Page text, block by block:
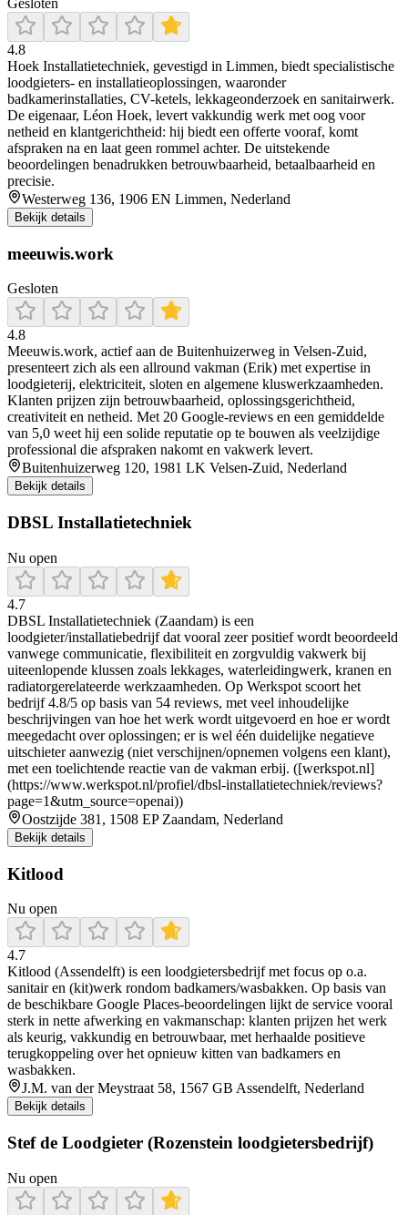
Gesloten
4.8
Hoek Installatietechniek, gevestigd in Limmen, biedt specialistische
loodgieters- en installatieoplossingen, waaronder
badkamerinstallaties, CV-ketels, lekkageonderzoek en sanitairwerk.
De eigenaar, Léon Hoek, levert vakkundig werk met oog voor
netheid en klantgerichtheid: hij biedt een offerte vooraf, komt
afspraken na en laat geen rommel achter. De uitstekende
beoordelingen benadrukken betrouwbaarheid, betaalbaarheid en
precisie.
Westerweg 136, 1906 EN Limmen, Nederland
Bekijk details
meeuwis.work
Gesloten
4.8
Meeuwis.work, actief aan de Buitenhuizerweg in Velsen‑Zuid,
presenteert zich als een allround vakman (Erik) met expertise in
loodgieterij, elektriciteit, sloten en algemene kluswerkzaamheden.
Klanten prijzen zijn betrouwbaarheid, oplossingsgerichtheid,
creativiteit en netheid. Met 20 Google‑reviews en een gemiddelde
van 5,0 weet hij een solide reputatie op te bouwen als veelzijdige
professional die afspraken nakomt en vakwerk levert.
Buitenhuizerweg 120, 1981 LK Velsen-Zuid, Nederland
Bekijk details
DBSL Installatietechniek
Nu open
4.7
DBSL Installatietechniek (Zaandam) is een
loodgieter/installatiebedrijf dat vooral zeer positief wordt beoordeeld
vanwege communicatie, flexibiliteit en zorgvuldig vakwerk bij
uiteenlopende klussen zoals lekkages, waterleidingwerk, kranen en
radiatorgerelateerde werkzaamheden. Op Werkspot scoort het
bedrijf 4.8/5 op basis van 54 reviews, met veel inhoudelijke
beschrijvingen van hoe het werk wordt uitgevoerd en hoe er wordt
meegedacht over oplossingen; er is wel één duidelijke negatieve
uitschieter aanwezig (niet verschijnen/opnemen volgens een klant),
met een toelichtende reactie van de vakman erbij. ([werkspot.nl]
(https://www.werkspot.nl/profiel/dbsl-installatietechniek/reviews?
page=1&utm_source=openai))
Oostzijde 381, 1508 EP Zaandam, Nederland
Bekijk details
Kitlood
Nu open
4.7
Kitlood (Assendelft) is een loodgietersbedrijf met focus op o.a.
sanitair en (kit)werk rondom badkamers/wasbakken. Op basis van
de beschikbare Google Places-beoordelingen lijkt de service vooral
sterk in nette afwerking en vakmanschap: klanten prijzen het werk
als keurig, vakkundig en betrouwbaar, met herhaalde positieve
terugkoppeling over het opnieuw kitten van badkamers en
wasbakken.
J.M. van der Meystraat 58, 1567 GB Assendelft, Nederland
Bekijk details
Stef de Loodgieter (Rozenstein loodgietersbedrijf)
Nu open